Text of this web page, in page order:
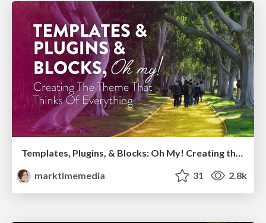
Templates, Plugins, & Blocks: Oh My! Creating the theme that thinks of everything
marktimemedia
31 2.8k